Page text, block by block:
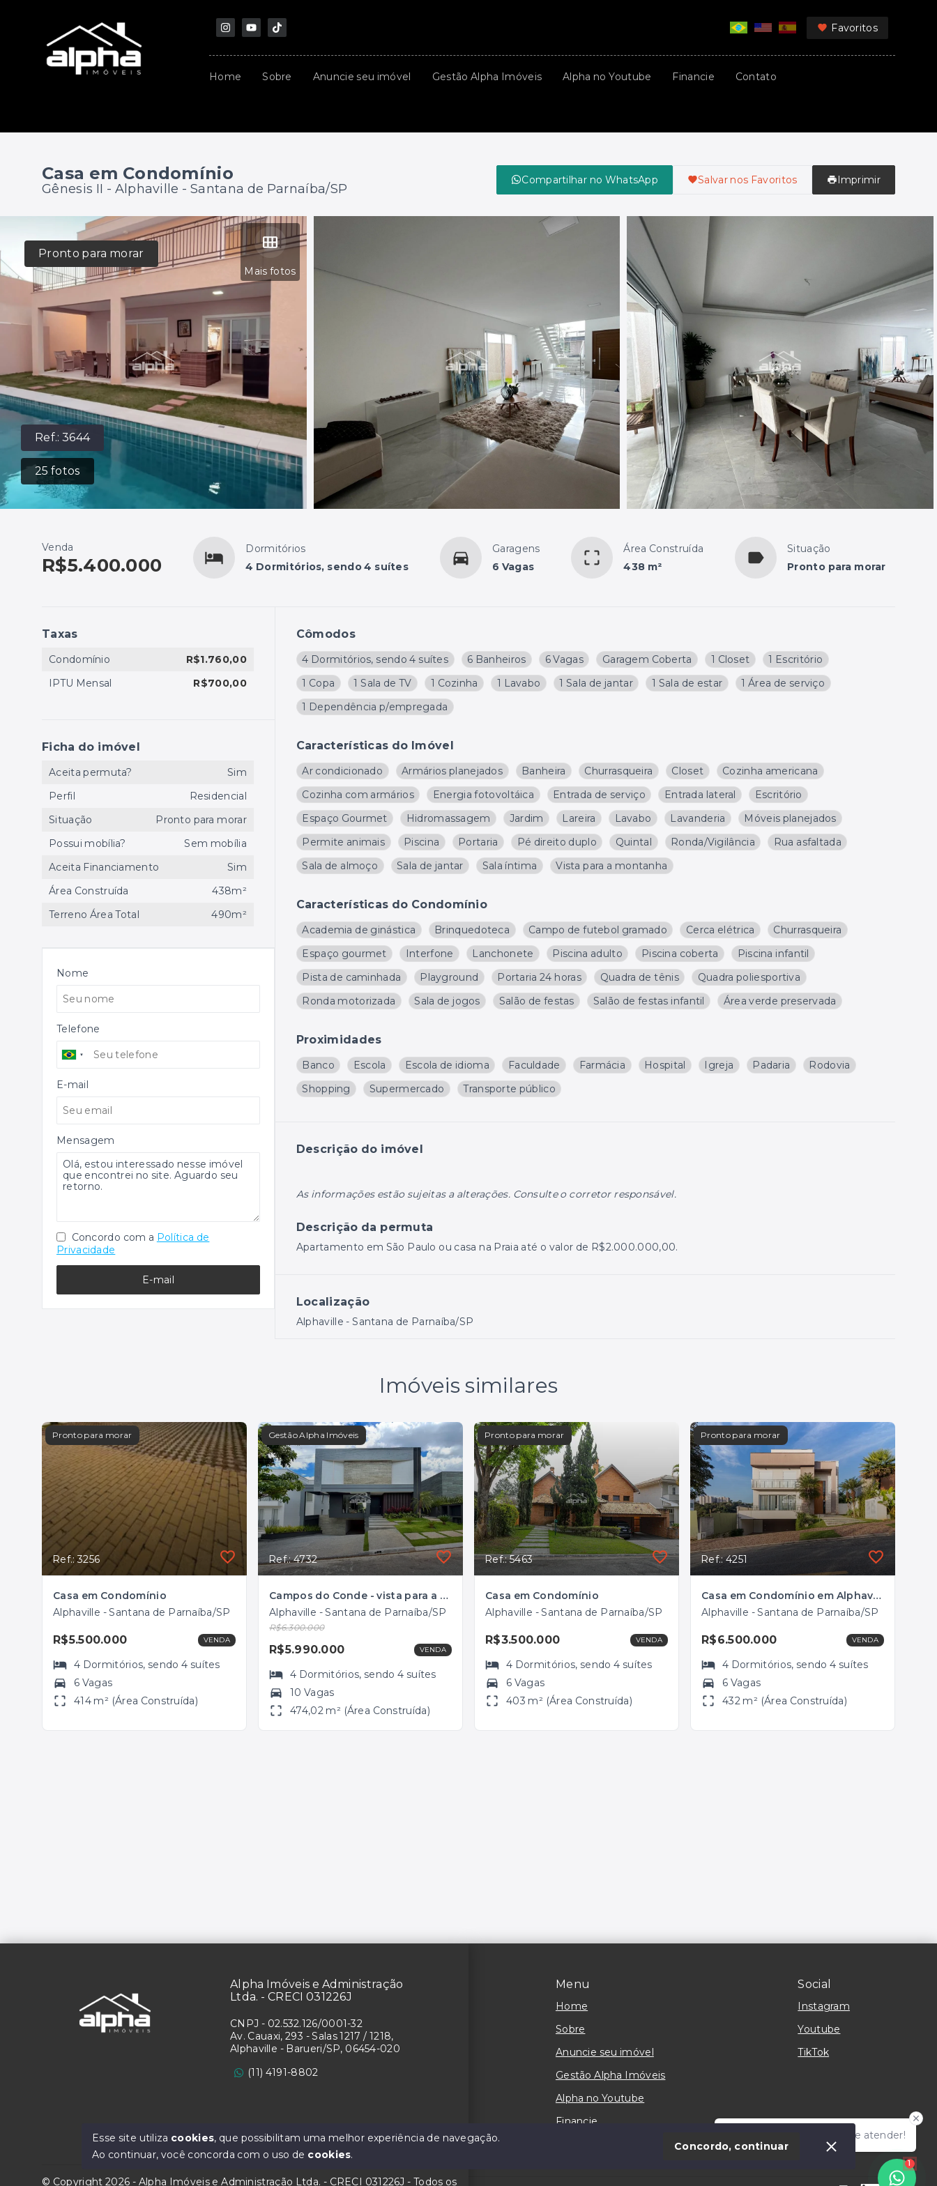
Favoritos
Home Sobre Anuncie seu imóvel Gestão Alpha Imóveis Alpha no Youtube Financie Contato
Casa em Condomínio
Gênesis II - Alphaville - Santana de Parnaíba/SP
Compartilhar no WhatsApp Salvar nos Favoritos Imprimir
Ref.:3644
25 fotos
Mais fotos
Pronto para morar
Venda
R$5.400.000
Dormitórios
4 Dormitórios, sendo 4 suítes
Garagens
6 Vagas
Área Construída
438 m²
Situação
Pronto para morar
Cômodos
4 Dormitórios, sendo 4 suítes 6 Banheiros 6 Vagas Garagem Coberta 1 Closet
1 Escritório
1 Copa
1 Sala de TV 1 Cozinha 1 Lavabo 1 Sala de jantar 1 Sala de estar
1 Área de serviço
1 Dependência p/empregada
Características do Imóvel
Ar condicionado Armários planejados Banheira Churrasqueira Closet
Cozinha americana
Cozinha com armários
Energia fotovoltáica Entrada de serviço Entrada lateral
Escritório
Espaço Gourmet
Hidromassagem Jardim Lareira Lavabo Lavanderia
Móveis planejados
Permite animais
Piscina Portaria Pé direito duplo Quintal Ronda/Vigilância
Rua asfaltada
Sala de almoço
Sala de jantar Sala íntima Vista para a montanha
Características do Condomínio
Academia de ginástica Brinquedoteca Campo de futebol gramado Cerca elétrica
Churrasqueira
Espaço gourmet
Interfone Lanchonete Piscina adulto Piscina coberta
Piscina infantil
Pista de caminhada
Playground Portaria 24 horas Quadra de tênis
Quadra poliesportiva
Ronda motorizada
Sala de jogos Salão de festas Salão de festas infantil Área verde preservada
Proximidades
Banco Escola Escola de idioma Faculdade Farmácia Hospital Igreja Padaria
Rodovia
Shopping
Supermercado Transporte público
Descrição do imóvel
As informações estão sujeitas a alterações. Consulte o corretor responsável.
Descrição da permuta
Apartamento em São Paulo ou casa na Praia até o valor de R$2.000.000,00.
Localização
Alphaville - Santana de Parnaíba/SP
Taxas
Condomínio
R$1.760,00
IPTU Mensal
R$700,00
Ficha do imóvel
Aceita permuta?
Sim
Perfil
Residencial
Situação
Pronto para morar
Possui mobília?
Sem mobília
Aceita Financiamento
Sim
Área Construída
438m²
Terreno Área Total
490m²
Nome
Telefone
E-mail
Mensagem
Concordo com a Política de
Privacidade
E-mail
Imóveis similares
Pronto para morar
Ref.: 3256
Casa em Condomínio
Alphaville - Santana de Parnaíba/SP
R$5.500.000 VENDA
4 Dormitórios, sendo4 suítes
6 Vagas
414 m² (Área Construída)
Gestão Alpha Imóveis
Ref.: 4732
Campos do Conde - vista para a mata com a área social totalmente mobiliada e decorada!
Alphaville - Santana de Parnaíba/SP
R$6.300.000
R$5.990.000 VENDA
4 Dormitórios, sendo4 suítes
10 Vagas
474,02 m² (Área Construída)
Pronto para morar
Ref.: 5463
Casa em Condomínio
Alphaville - Santana de Parnaíba/SP
R$3.500.000 VENDA
4 Dormitórios, sendo4 suítes
6 Vagas
403 m² (Área Construída)
Pronto para morar
Ref.: 4251
Casa em Condomínio em Alphaville, Santana de Parnaíba/SP
Alphaville - Santana de Parnaíba/SP
R$6.500.000 VENDA
4 Dormitórios, sendo4 suítes
6 Vagas
432 m² (Área Construída)
Olá! Estamos online para te atender!
1
Menu
Home
Sobre
Anuncie seu imóvel
Gestão Alpha Imóveis
Alpha no Youtube
Financie
Social
Instagram
Youtube
TikTok
Alpha Imóveis e Administração
Ltda. - CRECI 031226J
CNPJ - 02.532.126/0001-32
Av. Cauaxi, 293 - Salas 1217 / 1218,
Alphaville - Barueri/SP, 06454-020
(11) 4191-8802
© Copyright 2026 - Alpha Imóveis e Administração Ltda. - CRECI 031226J - Todos os
Esse site utiliza cookies, que possibilitam uma melhor experiência de navegação.
Ao continuar, você concorda com o uso de cookies.
Concordo, continuar